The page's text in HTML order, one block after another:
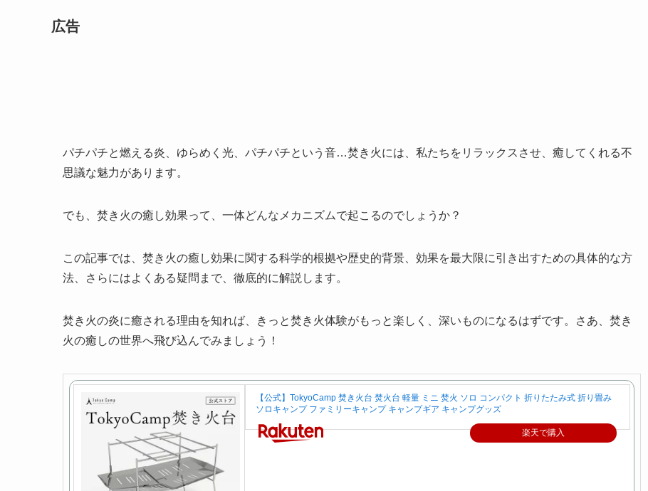
広告
パチパチと燃える炎、ゆらめく光、パチパチという音…焚き火には、私たちをリラックスさせ、癒してくれる不
思議な魅力があります。
でも、焚き火の癒し効果って、一体どんなメカニズムで起こるのでしょうか？
この記事では、焚き火の癒し効果に関する科学的根拠や歴史的背景、効果を最大限に引き出すための具体的な方
法、さらにはよくある疑問まで、徹底的に解説します。
焚き火の炎に癒される理由を知れば、きっと焚き火体験がもっと楽しく、深いものになるはずです。さあ、焚き
火の癒しの世界へ飛び込んでみましょう！
【公式】TokyoCamp 焚き火台 焚火台 軽量 ミニ 焚火 ソロ コンパクト 折りたたみ式 折り畳み
ソロキャンプ ファミリーキャンプ キャンプギア キャンプグッズ
楽天で購入